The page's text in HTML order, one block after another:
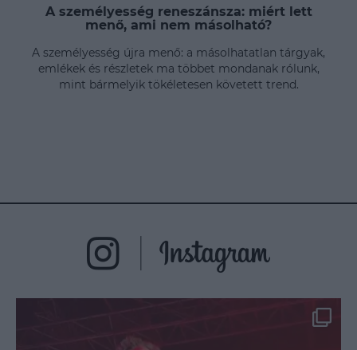
A személyesség reneszánsza: miért lett
menő, ami nem másolható?
A személyesség újra menő: a másolhatatlan tárgyak,
emlékek és részletek ma többet mondanak rólunk,
mint bármelyik tökéletesen követett trend.